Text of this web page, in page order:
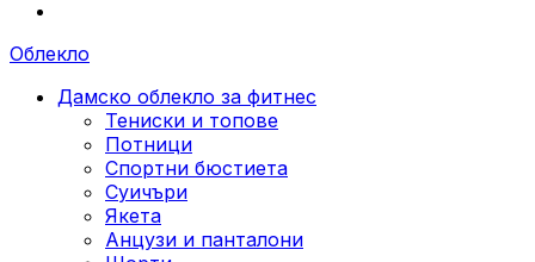
Облекло
Дамско облекло за фитнес
Тениски и топове
Потници
Спортни бюстиета
Суичъри
Якета
Aнцузи и панталони